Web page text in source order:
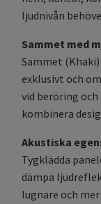
ljudnivån
Sammet med
Sammet
exklusivt och
vid beröring
kombinera
Akustiska
Tygklädda
dämpa
lugnare och